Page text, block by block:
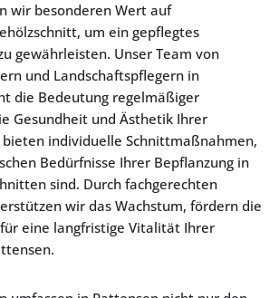
wir besonderen Wert auf
um ein gepflegtes
gewährleisten. Unser Team von
und Landschaftspflegern in
die Bedeutung regelmäßiger
Gesundheit und Ästhetik Ihrer
bieten individuelle Schnittmaßnahmen,
Bedürfnisse Ihrer Bepflanzung in
sind. Durch fachgerechten
wir das Wachstum, fördern die
eine langfristige Vitalität Ihrer